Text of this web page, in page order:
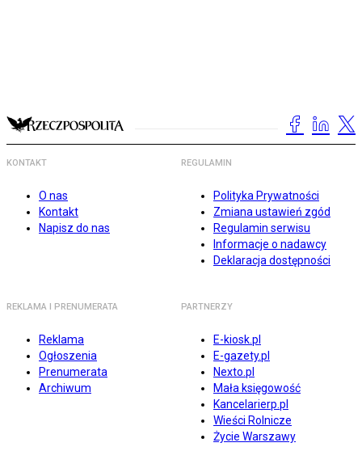
KONTAKT
O nas
Kontakt
Napisz do nas
REGULAMIN
Polityka Prywatności
Zmiana ustawień zgód
Regulamin serwisu
Informacje o nadawcy
Deklaracja dostępności
REKLAMA I PRENUMERATA
Reklama
Ogłoszenia
Prenumerata
Archiwum
PARTNERZY
E-kiosk.pl
E-gazety.pl
Nexto.pl
Mała księgowość
Kancelarierp.pl
Wieści Rolnicze
Życie Warszawy